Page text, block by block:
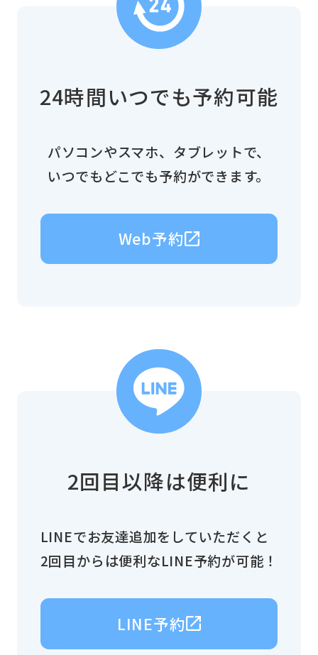
24時間いつでも予約可能
パソコンやスマホ、タブレットで、
いつでもどこでも予約ができます。
Web予約
2回目以降は便利に
LINEでお友達追加をしていただくと
2回目からは便利なLINE予約が可能！
LINE予約